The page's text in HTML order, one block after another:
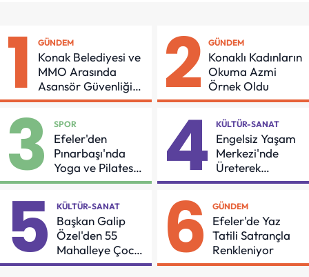
1 GÜNDEM
Konak Belediyesi ve
MMO Arasında
Asansör Güvenliği
İçin Önemli Protokol
2 GÜNDEM
Konaklı Kadınların
Okuma Azmi
Örnek Oldu
3 SPOR
Efeler'den
Pınarbaşı'nda
Yoga ve Pilates
Buluşması
4 KÜLTÜR-SANAT
Engelsiz Yaşam
Merkezi'nde
Üreterek
Güçleniyorlar
5 KÜLTÜR-SANAT
Başkan Galip
Özel'den 55
Mahalleye Çocuk
Şenliği
6 GÜNDEM
Efeler'de Yaz
Tatili Satrançla
Renkleniyor